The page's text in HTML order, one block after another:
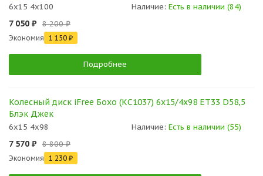
6x15 4x100 Наличие: Есть в наличии (84)
7 050 ₽ 8 200 ₽
Экономия 1 150 ₽
Подробнее
Колесный диск iFree Бохо (КС1037) 6x15/4x98 ET33 D58,5
Блэк Джек
6x15 4x98 Наличие: Есть в наличии (55)
7 570 ₽ 8 800 ₽
Экономия 1 230 ₽